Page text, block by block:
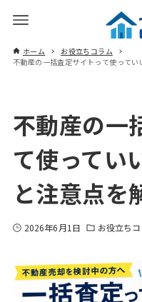
ホーム
お役立ちコラム
不動産の一括査定サイトって使って
不動産の一
て使ってい
と注意点を
2026年6月1日 お役立ち